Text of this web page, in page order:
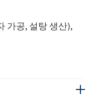
가공, 설탕 생산),